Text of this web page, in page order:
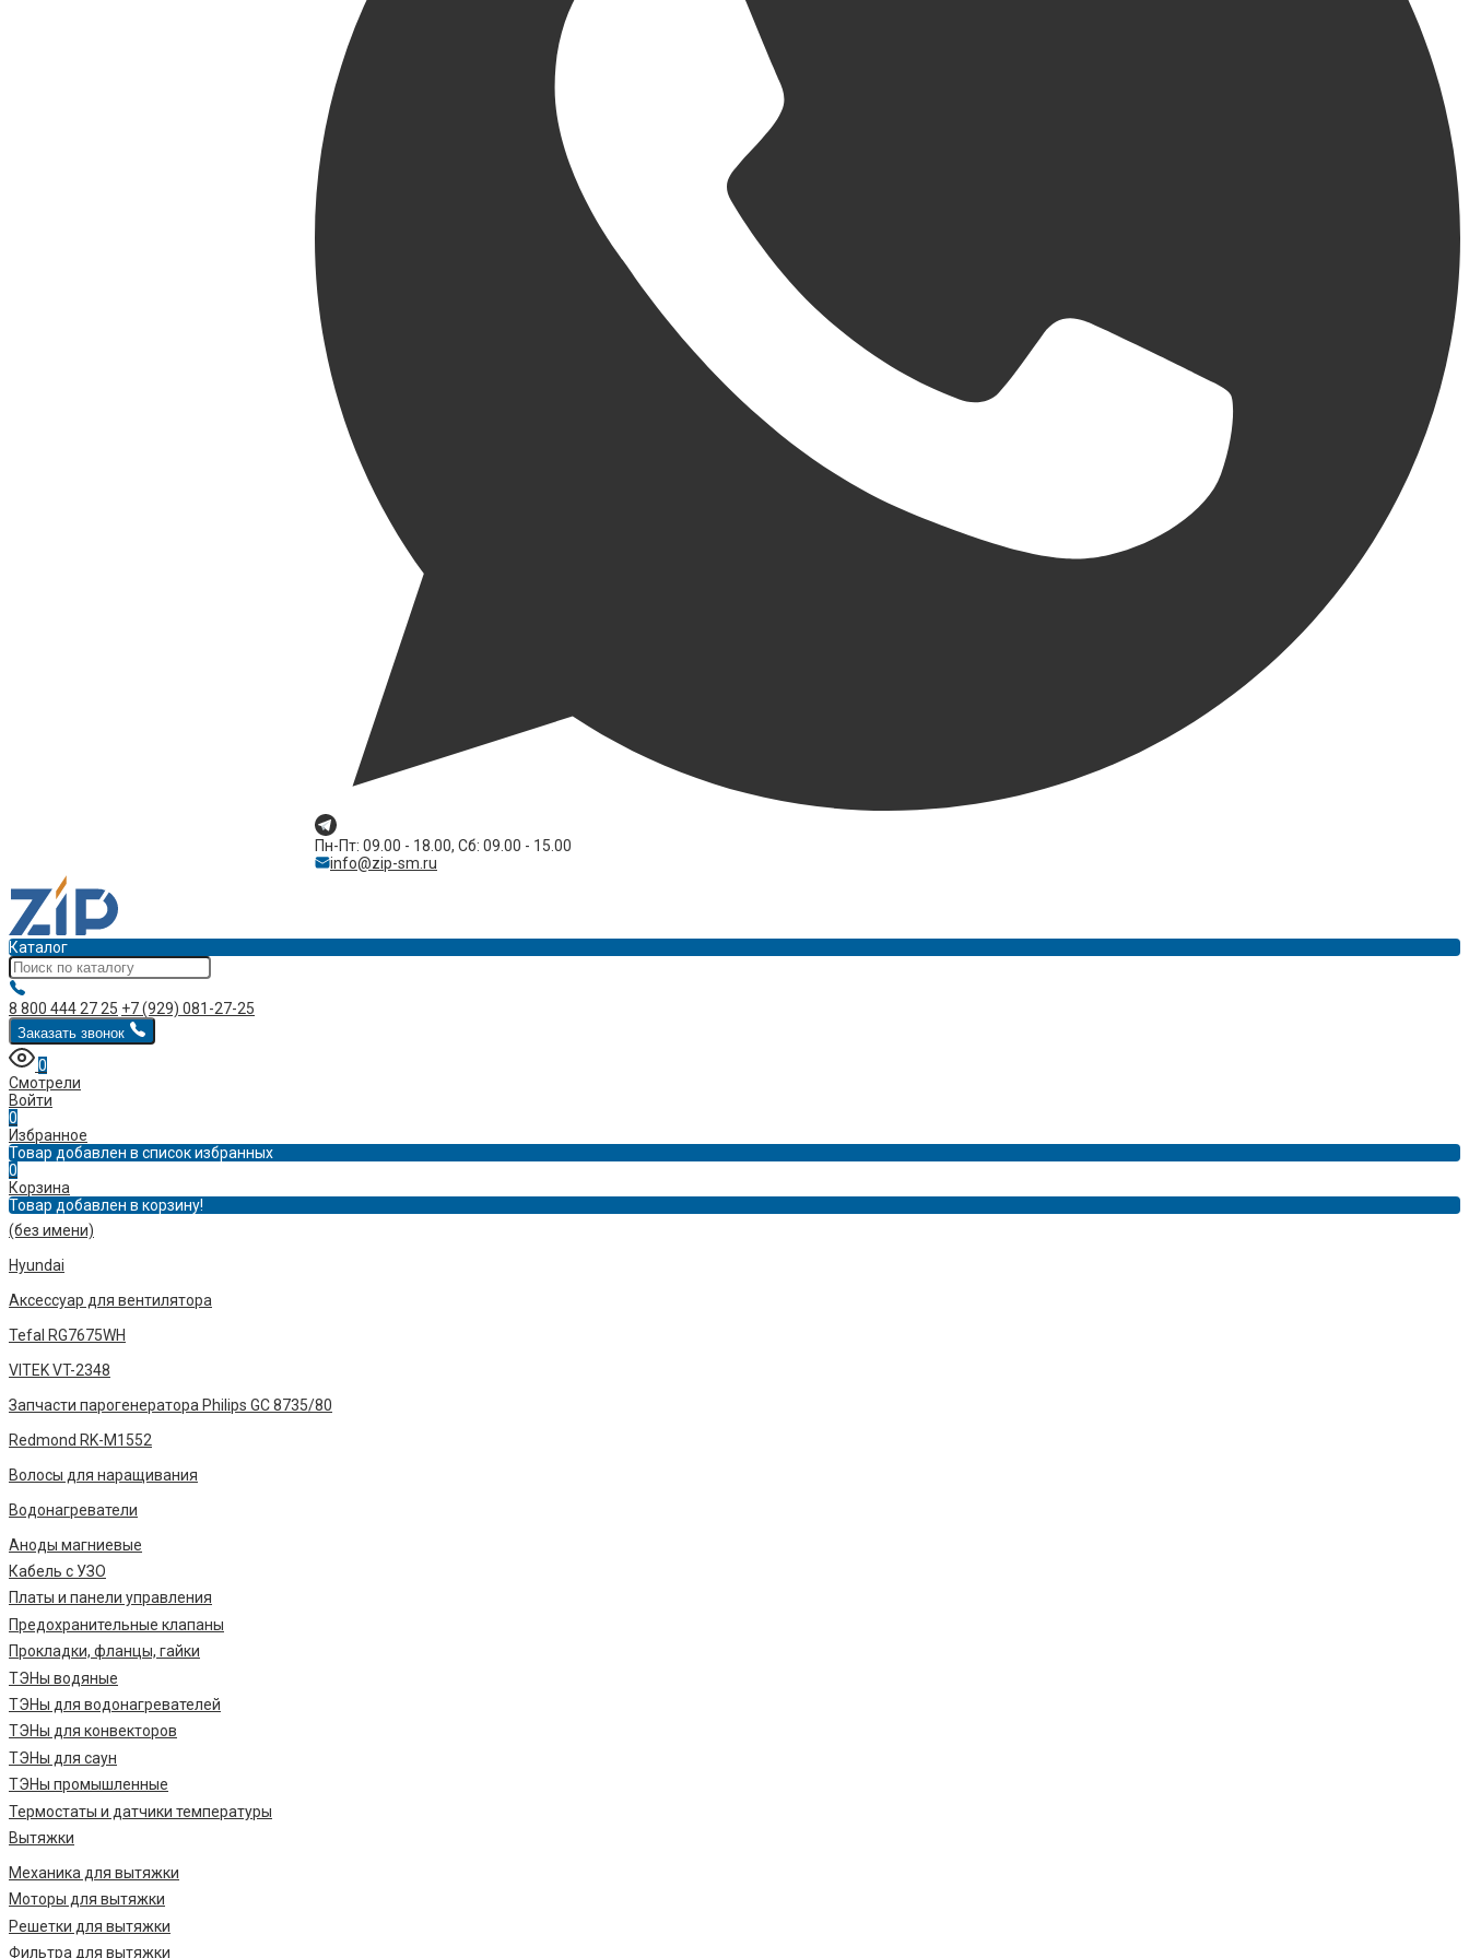
Пн-Пт: 09.00 - 18.00, Сб: 09.00 - 15.00
info@zip-sm.ru
Каталог
8 800 444 27 25 +7 (929) 081-27-25
Заказать звонок
0
Смотрели
Войти
0
Избранное
Товар добавлен в список избранных
0
Корзина
Товар добавлен в корзину!
(без имени)
Hyundai
Аксессуар для вентилятора
Tefal RG7675WH
VITEK VT-2348
Запчасти парогенератора Philips GC 8735/80
Redmond RK-M1552
Волосы для наращивания
Водонагреватели
Аноды магниевые
Кабель с УЗО
Платы и панели управления
Предохранительные клапаны
Прокладки, фланцы, гайки
ТЭНы водяные
ТЭНы для водонагревателей
ТЭНы для конвекторов
ТЭНы для саун
ТЭНы промышленные
Термостаты и датчики температуры
Вытяжки
Механика для вытяжки
Моторы для вытяжки
Решетки для вытяжки
Фильтра для вытяжки